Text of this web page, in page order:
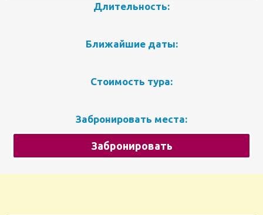
Длительность:
Ближайшие даты:
Стоимость тура:
Забронировать места:
Забронировать